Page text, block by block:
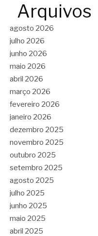
Arquivos
agosto 2026
julho 2026
junho 2026
maio 2026
abril 2026
março 2026
fevereiro 2026
janeiro 2026
dezembro 2025
novembro 2025
outubro 2025
setembro 2025
agosto 2025
julho 2025
junho 2025
maio 2025
abril 2025